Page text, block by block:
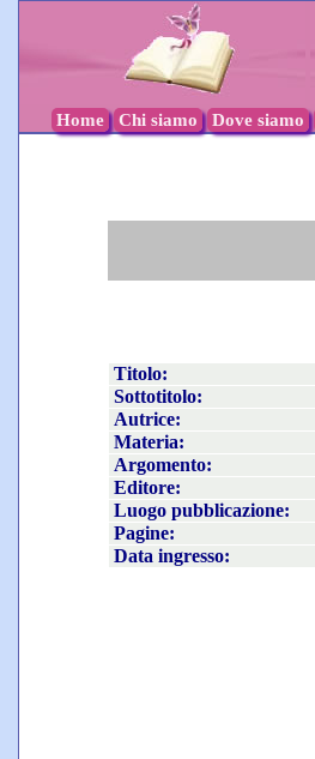
Home Chi siamo Dove siamo
Titolo:
Sottotitolo:
Autrice:
Materia:
Argomento:
Editore:
Luogo pubblicazione:
Pagine:
Data ingresso: